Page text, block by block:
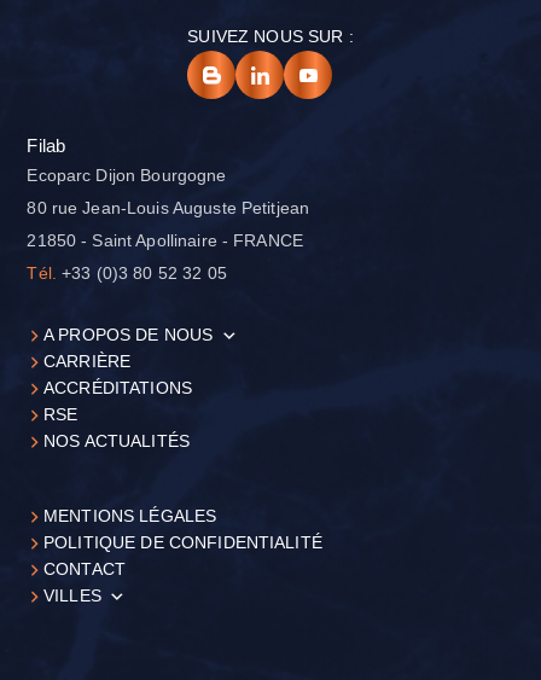
SUIVEZ NOUS SUR :
Filab
Ecoparc Dijon Bourgogne
80 rue Jean-Louis Auguste Petitjean
21850 - Saint Apollinaire - FRANCE
Tél. +33 (0)3 80 52 32 05
A PROPOS DE NOUS
CARRIÈRE
ACCRÉDITATIONS
RSE
NOS ACTUALITÉS
MENTIONS LÉGALES
POLITIQUE DE CONFIDENTIALITÉ
CONTACT
VILLES